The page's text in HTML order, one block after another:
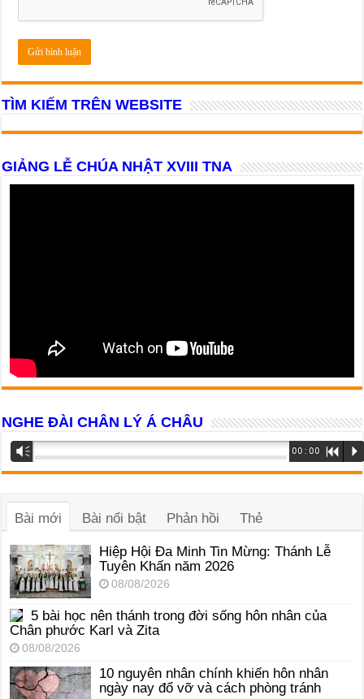
TÌM KIẾM TRÊN WEBSITE
GIẢNG LỄ CHÚA NHẬT XVIII TNA
NGHE ĐÀI CHÂN LÝ Á CHÂU
Trình
phát
âm
Vm 00:00 R P
Bài mới Bài nổi bật Phản hồi Thẻ
Hiệp Hội Đa Minh Tin Mừng: Thánh Lễ
Tuyên Khấn năm 2026
08/08/2026
5 bài học nên thánh trong đời sống hôn nhân của
Chân phước Karl và Zita
08/08/2026
10 nguyên nhân chính khiến hôn nhân
ngày nay đổ vỡ và cách phòng tránh